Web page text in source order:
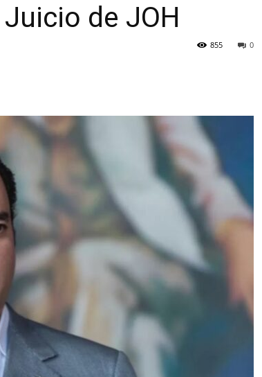
de JOH
0
855